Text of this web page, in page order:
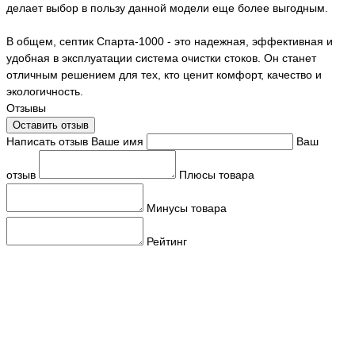
делает выбор в пользу данной модели еще более выгодным.
В общем, септик Спарта-1000 - это надежная, эффективная и
удобная в эксплуатации система очистки стоков. Он станет
отличным решением для тех, кто ценит комфорт, качество и
экологичность.
Отзывы
Оставить отзыв
Написать отзыв Ваше имя Ваш
отзыв Плюсы товара
Минусы товара
Рейтинг